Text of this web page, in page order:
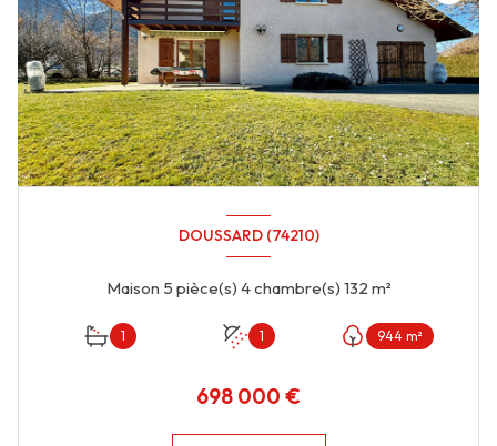
DOUSSARD (74210)
Maison 5 pièce(s) 4 chambre(s) 132 m²
1 1 944 m²
698 000 €